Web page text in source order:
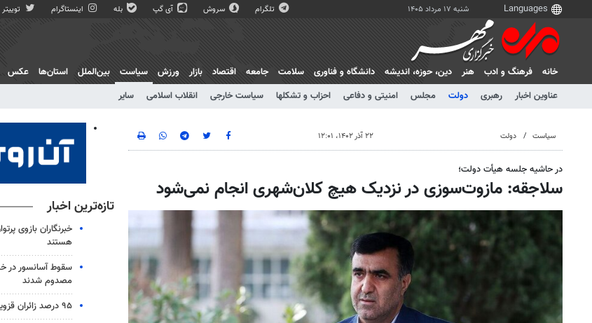
شنبه ۱۷ مرداد ۱۴۰۵ تلگرام سروش آی گپ بله اینستاگرام توییتر
خانه فرهنگ و ادب هنر دين، حوزه، انديشه دانشگاه و فناوری سلامت جامعه اقتصاد بازار ورزش
سیاست
عناوین اخبار
رهبری دولت مجلس امنیتی و دفاعی احزاب و تشکلها سیاست خارجی انقلاب اسلامی سایر
بین‌الملل استان‌ها عکس
سیاست دولت ۲۲ آذر ۱۴۰۲، ۱۲:۰۱
در حاشیه جلسه هیأت دولت؛
سلاجقه: مازوت‌سوزی در نزدیک هیچ کلان‌شهری انجام نمی‌شود
تازه‌ترین اخبار
خبرنگاران بازوی
هستند
مصدوم شدند
۹۵ درصد زائران قزوینی به استان بازگشتند